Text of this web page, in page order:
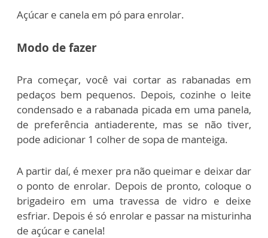
Açúcar e canela em pó para enrolar.
Modo de fazer
Pra começar, você vai cortar as rabanadas em
pedaços bem pequenos. Depois, cozinhe o leite
condensado e a rabanada picada em uma panela,
de preferência antiaderente, mas se não tiver,
pode adicionar 1 colher de sopa de manteiga.
A partir daí, é mexer pra não queimar e deixar dar
o ponto de enrolar. Depois de pronto, coloque o
brigadeiro em uma travessa de vidro e deixe
esfriar. Depois é só enrolar e passar na misturinha
de açúcar e canela!